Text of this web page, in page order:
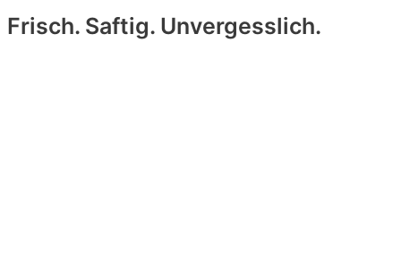
Frisch. Saftig. Unvergesslich.